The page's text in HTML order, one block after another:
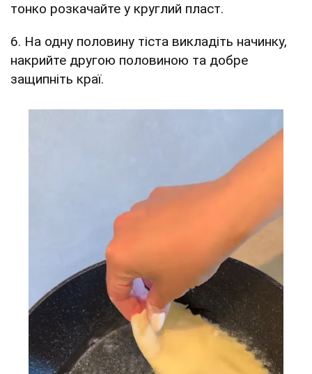
тонко розкачайте у круглий пласт.
6. На одну половину тіста викладіть начинку,
накрийте другою половиною та добре
защипніть краї.